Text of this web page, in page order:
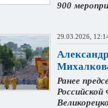
900
29.03.2026,
Ранее